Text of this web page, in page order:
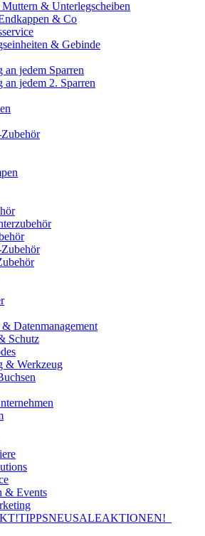
Muttern & Unterlegscheiben
& Co
& Gebinde
an jedem Sparren
an jedem 2. Sparren
Datenmanagement
Schutz
& Werkzeug
& Events
TIPPSNEUSALEAKTIONEN!